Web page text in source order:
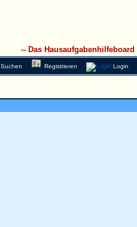
-- Das Hausaufgabenhilfeboard
Suchen Registrieren Login